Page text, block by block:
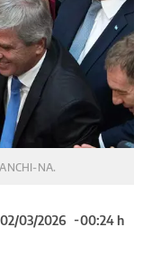
NA.
03/2026
00:24 h